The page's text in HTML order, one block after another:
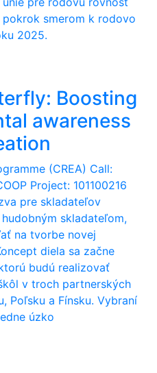
smerom k rodovo
2025.
Boosting
awareness
(CREA) Call:
Project: 101100216
pre skladateľov
skladateľom,
na tvorbe novej
diela sa začne
budú realizovať
v troch partnerských
Poľsku a Fínsku. Vybraní
úzko